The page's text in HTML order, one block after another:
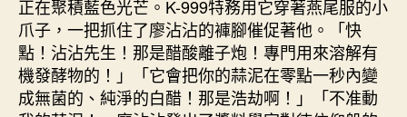
正在聚積藍色光芒。K-999特務用它穿著燕尾服的小
爪子，一把抓住了廖沾沾的褲腳催促著他。「快
點！沾沾先生！那是醋酸離子炮！專門用來溶解有
機發酵物的！」「它會把你的蒜泥在零點一秒內變
成無菌的、純淨的白醋！那是浩劫啊！」「不准動